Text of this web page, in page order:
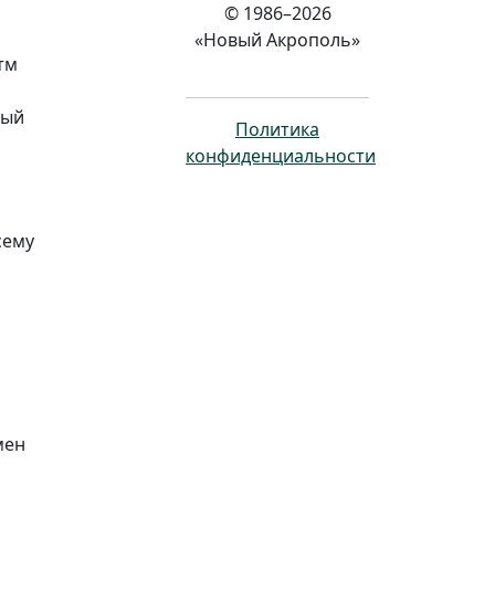
© 1986–2026
«Новый Акрополь»
Политика
конфиденциальности